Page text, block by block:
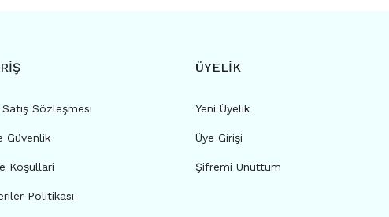
Sözleşmesi
Güvenlik
Koşullari
Politikası
ÜYELİK
Yeni Üyelik
Üye Girişi
Şifremi Unuttum